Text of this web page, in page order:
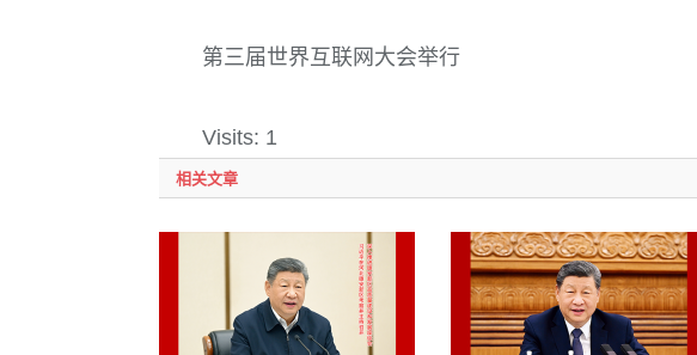
第三届世界互联网大会举行
Visits: 1
相关文章